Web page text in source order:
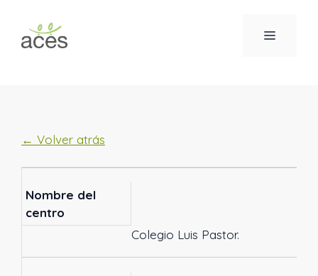
contenido
MENÚ
← Volver atrás
Nombre del
centro
Colegio Luis Pastor.